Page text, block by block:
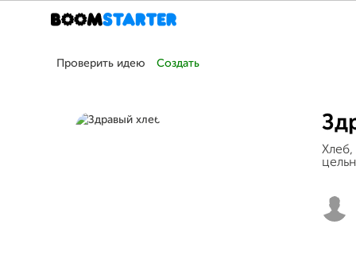
Проверить идею Создать
Хлеб,